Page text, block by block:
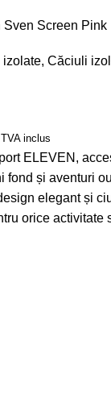
Screen Pink
izolate, Căciuli
TVA inclus
ELEVEN,
fond și aventuri
elegant și
orice activitate